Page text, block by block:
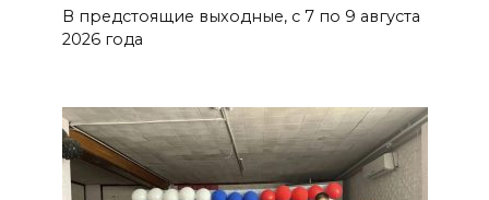
БОЛЬШЕ НОВОСТЕЙ
В предстоящие выходные, с 7 по 9 августа
2026 года